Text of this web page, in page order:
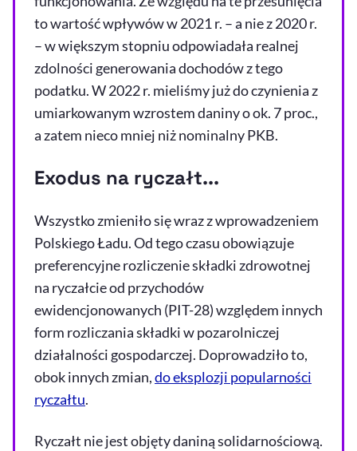
to wartość wpływów w 2021 r. – a nie z 2020 r.
– w większym stopniu odpowiadała realnej
zdolności generowania dochodów z tego
podatku. W 2022 r. mieliśmy już do czynienia z
umiarkowanym wzrostem daniny o ok. 7 proc.,
a zatem nieco mniej niż nominalny PKB.
Exodus na ryczałt...
Wszystko zmieniło się wraz z wprowadzeniem
Polskiego Ładu. Od tego czasu obowiązuje
preferencyjne rozliczenie składki zdrowotnej
na ryczałcie od przychodów
ewidencjonowanych (PIT-28) względem innych
form rozliczania składki w pozarolniczej
działalności gospodarczej. Doprowadziło to,
obok innych zmian,do eksplozji popularności
ryczałtu.
Ryczałt nie jest objęty daniną solidarnościową.